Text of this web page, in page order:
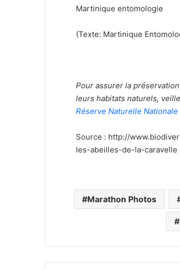
Martinique entomologie
(Texte: Martinique
Pour assurer la
leurs habitats naturels,
Réserve Naturelle Nationale
Source : http://
les-abeilles-de-la-caravelle
Marathon Photos